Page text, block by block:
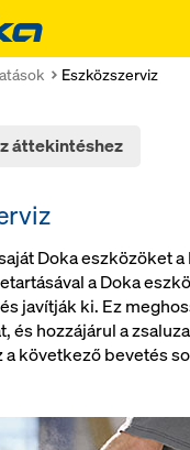
Eszközszerviz
áttekintéshez
Doka eszközöket
a Doka
javítják ki. Ez
és hozzájárul a
a következő bevetés